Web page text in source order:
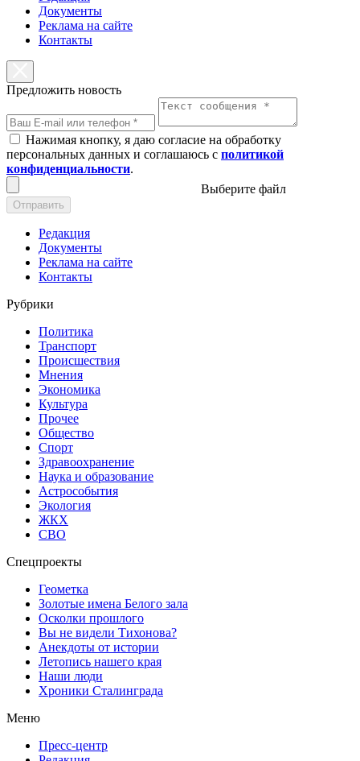
Документы
Реклама на сайте
Контакты
Предложить новость
Нажимая кнопку, я даю согласие на обработку
персональных данных и соглашаюсь с политикой
конфиденциальности.
Выберите файл
Отправить
Редакция
Документы
Реклама на сайте
Контакты
Рубрики
Политика
Транспорт
Происшествия
Мнения
Экономика
Культура
Прочее
Общество
Спорт
Здравоохранение
Наука и образование
Астрособытия
Экология
ЖКХ
СВО
Спецпроекты
Геометка
Золотые имена Белого зала
Осколки прошлого
Вы не видели Тихонова?
Анекдоты от истории
Летопись нашего края
Наши люди
Хроники Сталинграда
Меню
Пресс-центр